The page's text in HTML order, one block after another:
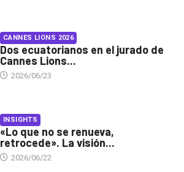
CANNES LIONS 2026
Dos ecuatorianos en el jurado de
Cannes Lions...
2026/06/23
INSIGHTS
«Lo que no se renueva,
retrocede». La visión...
2026/06/22